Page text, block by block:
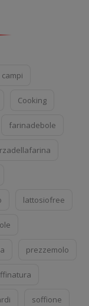
campi
Cooking
farinadebole
lattosiofree
prezzemolo
soffione